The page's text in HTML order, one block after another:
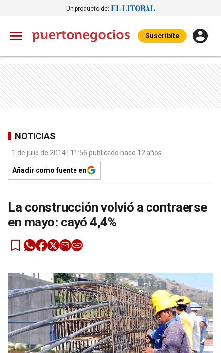
Un producto de:
Suscribite
NOTICIAS
1 de julio de 2014 | 11:56 publicado hace 12 años
Añadir como fuente en
La construcción volvió a contraerse
en mayo: cayó 4,4%